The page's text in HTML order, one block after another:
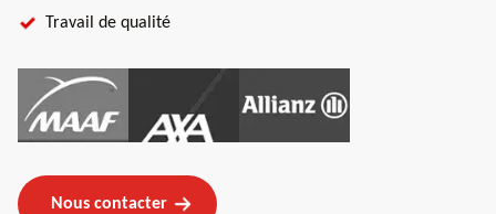
Travail de qualité
Nous contacter